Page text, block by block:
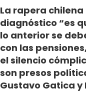
La rapera
diagnóstico “es
lo anterior se
con las
el silencio
son presos
Gustavo Gatica y